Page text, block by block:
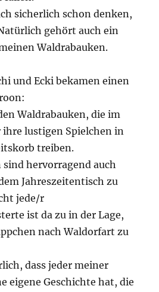
sicherlich schon denken,
gehört auch ein
Waldrabauken.
und Ecki bekamen einen
Waldrabauken, die im
lustigen Spielchen in
treiben.
sind hervorragend auch
Jahreszeitentisch zu
jede/r
ist da zu in der Lage,
nach Waldorfart zu
dass jeder meiner
eigene Geschichte hat, die